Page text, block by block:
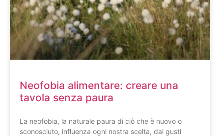
Neofobia alimentare: creare una
tavola senza paura
La neofobia, la naturale paura di ciò che è nuovo o
sconosciuto, influenza ogni nostra scelta, dai gusti